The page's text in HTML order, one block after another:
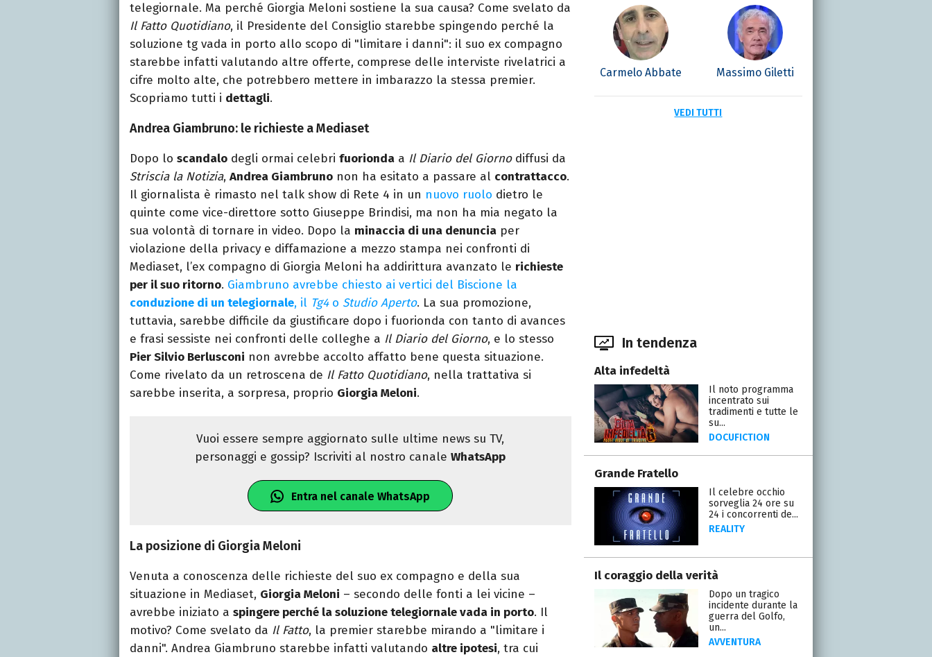
telegiornale. Ma perché Giorgia Meloni sostiene la sua causa? Come svelato da
Il Fatto Quotidiano, il Presidente del Consiglio starebbe spingendo perché la
soluzione tg vada in porto allo scopo di "limitare i danni": il suo ex compagno
starebbe infatti valutando altre offerte, comprese delle interviste rivelatrici a
cifre molto alte, che potrebbero mettere in imbarazzo la stessa premier.
Scopriamo tutti i dettagli.
Andrea Giambruno: le richieste a Mediaset
Dopo lo scandalo degli ormai celebri fuorionda a Il Diario del Giornodiffusi da
Striscia la Notizia, Andrea Giambruno non ha esitato a passare al contrattacco.
Il giornalista è rimasto nel talk show di Rete 4 in un nuovo ruolo dietro le
quinte come vice-direttore sotto Giuseppe Brindisi, ma non ha mia negato la
sua volontà di tornare in video. Dopo la minaccia di una denuncia per
violazione della privacy e diffamazione a mezzo stampa nei confronti di
Mediaset, l’ex compagno di Giorgia Meloni ha addirittura avanzato le richieste
per il suo ritorno. Giambruno avrebbe chiesto ai vertici del Biscione la
conduzione di un telegiornale, il Tg4o Studio Aperto. La sua promozione,
tuttavia, sarebbe difficile da giustificare dopo i fuorionda con tanto di avances
e frasi sessiste nei confronti delle colleghe a Il Diario del Giorno, e lo stesso
Pier Silvio Berlusconi non avrebbe accolto affatto bene questa situazione.
Come rivelato da un retroscena de Il Fatto Quotidiano, nella trattativa si
sarebbe inserita, a sorpresa, proprio Giorgia Meloni.
Vuoi essere sempre aggiornato sulle ultime news su TV,
personaggi e gossip? Iscriviti al nostro canaleWhatsApp
Entra nel canale WhatsApp
La posizione di Giorgia Meloni
Venuta a conoscenza delle richieste del suo ex compagno e della sua
situazione in Mediaset, Giorgia Meloni – secondo delle fonti a lei vicine –
avrebbe iniziato a spingere perché la soluzione telegiornale vada in porto. Il
motivo? Come svelato da Il Fatto, la premier starebbe mirando a "limitare i
danni". Andrea Giambruno starebbe infatti valutando altre ipotesi, tra cui
Carmelo Abbate Massimo Giletti
VEDI TUTTI
In tendenza
Alta infedeltà
Il noto programma
incentrato sui
tradimenti e tutte le
su...
DOCUFICTION
Grande Fratello
Il celebre occhio
sorveglia 24 ore su
24 i concorrenti de...
REALITY
Il coraggio della verità
Dopo un tragico
incidente durante la
guerra del Golfo,
un...
AVVENTURA